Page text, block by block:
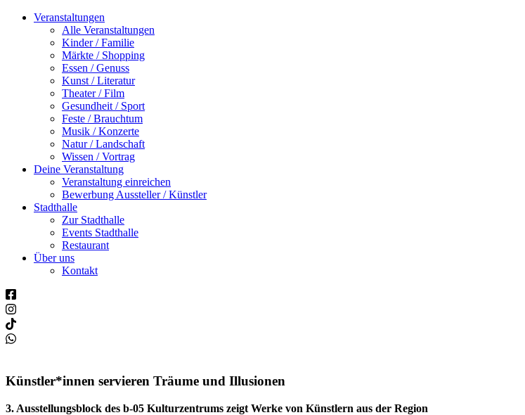
Veranstaltungen
Alle Veranstaltungen
Kinder / Familie
Märkte / Shopping
Essen / Genuss
Kunst / Literatur
Theater / Film
Gesundheit / Sport
Feste / Brauchtum
Musik / Konzerte
Natur / Landschaft
Wissen / Vortrag
Deine Veranstaltung
Veranstaltung einreichen
Bewerbung Aussteller / Künstler
Stadthalle
Zur Stadthalle
Events Stadthalle
Restaurant
Über uns
Kontakt
Künstler*innen servieren Träume und Illusionen
3. Ausstellungsblock des b-05 Kulturzentrums zeigt Werke von Künstlern aus der Region